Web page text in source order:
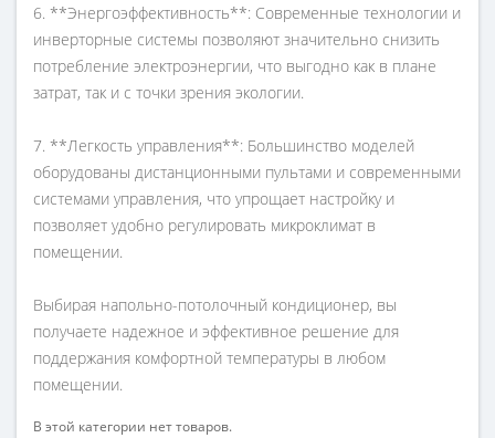
6. **Энергоэффективность**: Современные технологии и
инверторные системы позволяют значительно снизить
потребление электроэнергии, что выгодно как в плане
затрат, так и с точки зрения экологии.
7. **Легкость управления**: Большинство моделей
оборудованы дистанционными пультами и современными
системами управления, что упрощает настройку и
позволяет удобно регулировать микроклимат в
помещении.
Выбирая напольно-потолочный кондиционер, вы
получаете надежное и эффективное решение для
поддержания комфортной температуры в любом
помещении.
В этой категории нет товаров.